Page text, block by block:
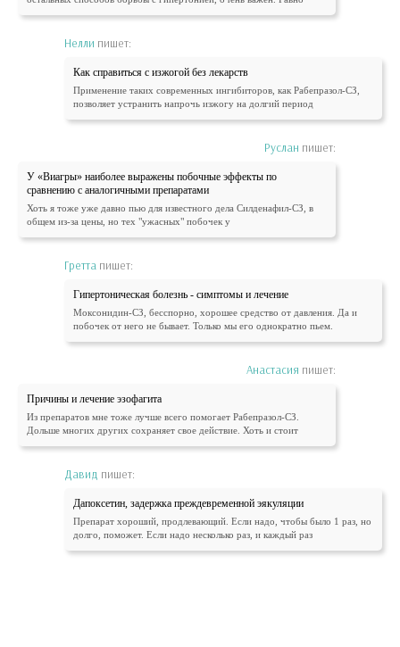
Нелли пишет:
Как справиться с изжогой без лекарств
Применение таких современных ингибиторов, как Рабепразол-СЗ,
позволяет устранить напрочь изжогу на долгий период
Руслан пишет:
У «Виагры» наиболее выражены побочные эффекты по
сравнению с аналогичными препаратами
Хоть я тоже уже давно пью для известного дела Силденафил-СЗ, в
общем из-за цены, но тех "ужасных" побочек у
Гретта пишет:
Гипертоническая болезнь - симптомы и лечение
Моксонидин-СЗ, бесспорно, хорошее средство от давления. Да и
побочек от него не бывает. Только мы его однократно пьем.
Анастасия пишет:
Причины и лечение эзофагита
Из препаратов мне тоже лучше всего помогает Рабепразол-СЗ.
Дольше многих других сохраняет свое действие. Хоть и стоит
Давид пишет:
Дапоксетин, задержка преждевременной эякуляции
Препарат хороший, продлевающий. Если надо, чтобы было 1 раз, но
долго, поможет. Если надо несколько раз, и каждый раз